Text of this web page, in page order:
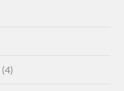
(4)